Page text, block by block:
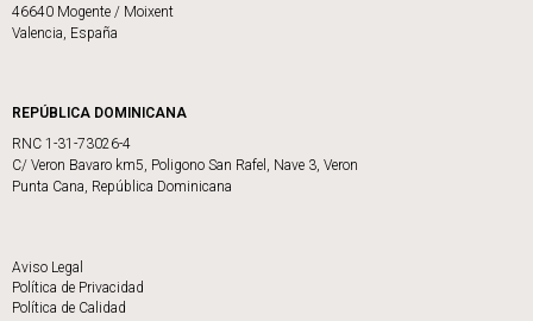
46640 Mogente / Moixent
Valencia, España
REPÚBLICA DOMINICANA
RNC 1-31-73026-4
C/ Veron Bavaro km5, Poligono San Rafel, Nave 3, Veron
Punta Cana, República Dominicana
Aviso Legal
Política de Privacidad
Política de Calidad